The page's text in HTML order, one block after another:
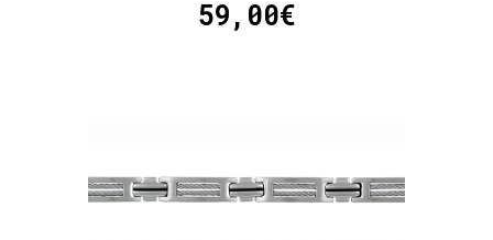
59,00€